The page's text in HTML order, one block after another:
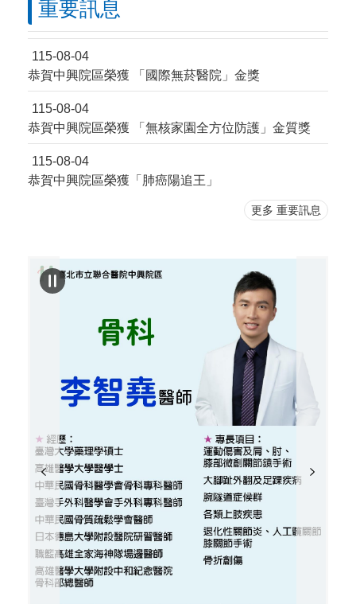
重要訊息
115-08-04
恭賀中興院區榮獲 「國際無菸醫院」金獎
115-08-04
恭賀中興院區榮獲 「無核家園全方位防護」金質獎
115-08-04
恭賀中興院區榮獲「肺癌陽追王」
更多 重要訊息